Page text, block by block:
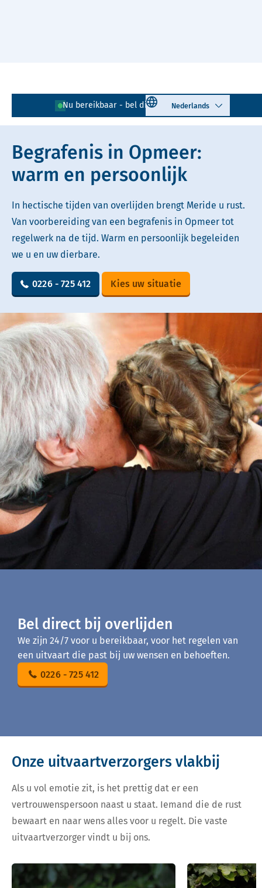
Nu bereikbaar - bel direct! 0226 - 725 412
Select language
Lees voor Uitleg woorden
Simpele tekst
Begrafenis in Opmeer:
warm en persoonlijk
In hectische tijden van overlijden brengt Meride u rust.
Van voorbereiding van een begrafenis in Opmeer tot
regelwerk na de tijd. Warm en persoonlijk begeleiden
we u en uw dierbare.
0226 - 725 412 Kies uw situatie
Bel direct bij overlijden
We zijn 24/7 voor u bereikbaar, voor het regelen van
een uitvaart die past bij uw wensen en behoeften.
0226 - 725 412
Onze uitvaartverzorgers vlakbij
Als u vol emotie zit, is het prettig dat er een
vertrouwenspersoon naast u staat. Iemand die de rust
bewaart en naar wens alles voor u regelt. Die vaste
uitvaartverzorger vindt u bij ons.